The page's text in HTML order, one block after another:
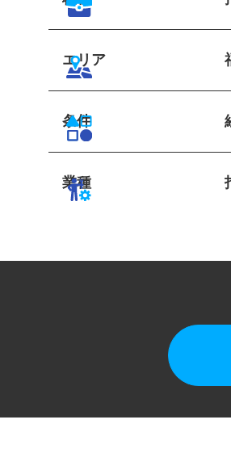
職種
エリア
条件
業種